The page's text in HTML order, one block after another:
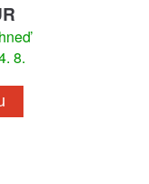
8.